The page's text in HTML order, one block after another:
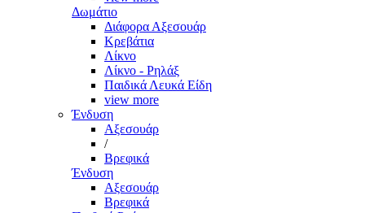
Δωμάτιο
Διάφορα Αξεσουάρ
Κρεβάτια
Λίκνο
Λίκνο - Ρηλάξ
Παιδικά Λευκά Είδη
view more
Ένδυση
Αξεσουάρ
/
Βρεφικά
Ένδυση
Αξεσουάρ
Βρεφικά